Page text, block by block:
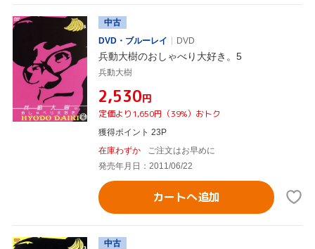
中古
DVD・ブルーレイ
DVD
兵動大樹のおしゃべり大好き。5
兵動大樹
¥2,530円
定価より1,650円（39%）おトク
獲得ポイント 23P
在庫わずか
ご注文はお早めに
発売年月日：2011/06/22
カートへ追加
中古